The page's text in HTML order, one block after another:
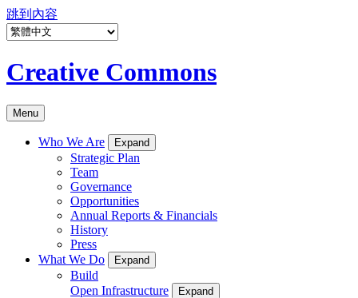
跳到內容
Creative Commons
Menu
Who We Are Expand
Strategic Plan
Team
Governance
Opportunities
Annual Reports & Financials
History
Press
What We Do
Expand
Build
Open Infrastructure
Expand